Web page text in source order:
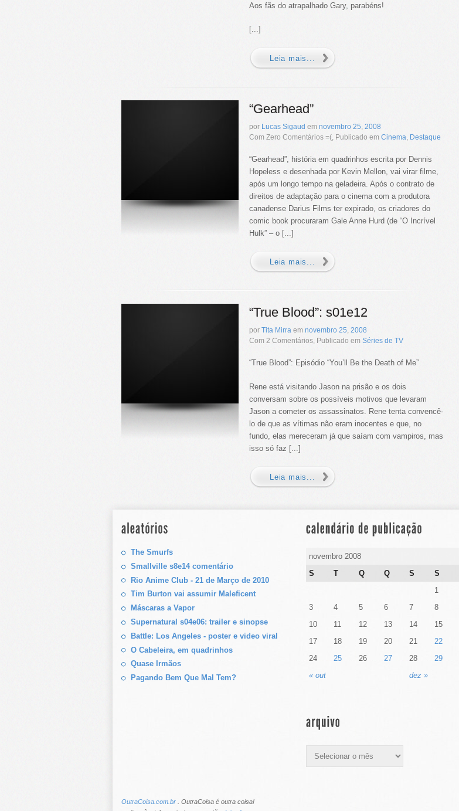
Aos fãs do atrapalhado Gary, parabéns!
[...]
Leia mais...
“Gearhead”
por Lucas Sigaud em novembro 25 2008
Com Zero Comentários =(, Publicado em Cinema Destaque
“Gearhead”, história em quadrinhos escrita por Dennis
Hopeless e desenhada por Kevin Mellon, vai virar filme,
após um longo tempo na geladeira. Após o contrato de
direitos de adaptação para o cinema com a produtora
canadense Darius Films ter expirado, os criadores do
comic book procuraram Gale Anne Hurd (de “O Incrível
Hulk” – o [...]
Leia mais...
“True Blood”: s01e12
por Tita Mirra em novembro 25, 2008
Com 2 Comentários, Publicado em Séries de TV
“True Blood”: Episódio “You’ll Be the Death of Me”
Rene está visitando Jason na prisão e os dois
conversam sobre os possíveis motivos que levaram
Jason a cometer os assassinatos. Rene tenta convencê-
lo de que as vítimas não eram inocentes e que, no
fundo, elas mereceram já que saíam com vampiros, mas
isso só faz [...]
Leia mais...
The Smurfs
Smallville s8e14 comentário
Rio Anime Club - 21 de Março de 2010
Tim Burton vai assumir Maleficent
Máscaras a Vapor
Supernatural s04e06: trailer e sinopse
Battle: Los Angeles - poster e video viral
O Cabeleira, em quadrinhos
Quase Irmãos
Pagando Bem Que Mal Tem?
novembro 2008
S
T Q Q S S
« out dez »
1
3
4 5 6 7 8
10
11 12 13 14 15
17
18 19 20 21 22
24
25 26 27 28 29
OutraCoisa.com.br . OutraCoisa é outra coisa!